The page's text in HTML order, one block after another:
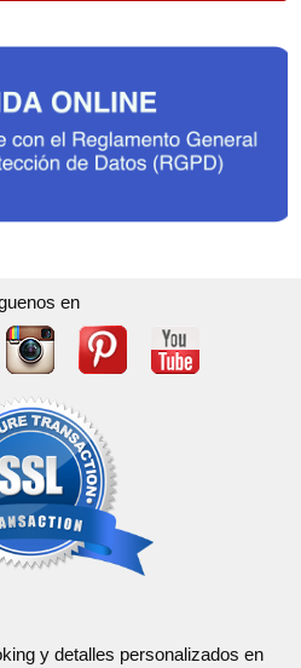
en
y detalles personalizados en